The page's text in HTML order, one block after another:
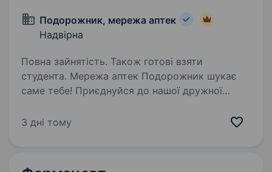
Подорожник, мережа аптек
Надвірна
Повна зайнятість. Також готові взяти
студента. Мережа аптек Подорожник шукає
саме тебе! Приєднуйся до нашої дружної
Надвірна! Що для нас важливо: Наявність
3 дні тому